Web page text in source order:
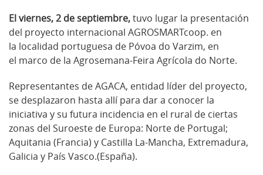
El viernes, 2 de septiembre,tuvo lugar la presentación
del proyecto internacional AGROSMARTcoop. en
la localidad portuguesa de Póvoa do Varzim, en
el marco de la Agrosemana-Feira Agrícola do Norte.
Representantes de AGACA, entidad líder del proyecto,
se desplazaron hasta allí para dar a conocer la
iniciativa y su futura incidencia en el rural de ciertas
zonas del Suroeste de Europa: Norte de Portugal;
Aquitania (Francia) y Castilla La-Mancha, Extremadura,
Galicia y País Vasco.(España).